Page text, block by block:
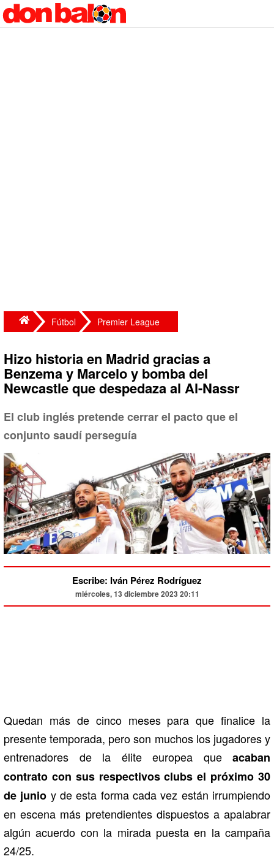
Fútbol Premier League
Hizo historia en Madrid gracias a
Benzema y Marcelo y bomba del
Newcastle que despedaza al Al-Nassr
El club inglés pretende cerrar el pacto que el
conjunto saudí perseguía
Escribe: Iván Pérez Rodríguez
miércoles, 13 diciembre 2023 20:11
Quedan más de cinco meses para que finalice la
presente temporada, pero son muchos los jugadores y
entrenadores de la élite europea queacaban
contrato con sus respectivos clubs el próximo 30
de junio y de esta forma cada vez están irrumpiendo
en escena más pretendientes dispuestos a apalabrar
algún acuerdo con la mirada puesta en la campaña
24/25.